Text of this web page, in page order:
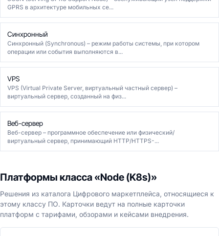
GPRS в архитектуре мобильных се...
Синхронный
Синхронный (Synchronous) – режим работы системы, при котором
операции или события выполняются в...
VPS
VPS (Virtual Private Server, виртуальный частный сервер) –
виртуальный сервер, созданный на физ...
Веб-сервер
Веб-сервер – программное обеспечение или физический/
виртуальный сервер, принимающий HTTP/HTTPS-...
Платформы класса «Node (K8s)»
Решения из каталога Цифрового маркетплейса, относящиеся к
этому классу ПО. Карточки ведут на полные карточки
платформ с тарифами, обзорами и кейсами внедрения.